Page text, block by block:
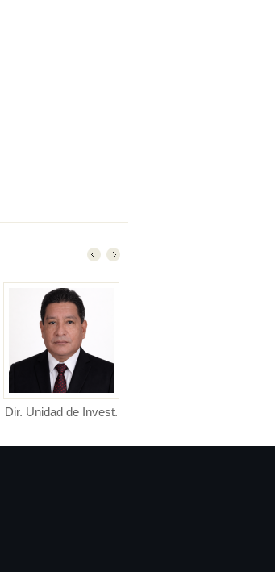
Dir. Unidad de Invest.
Investigación Facultad de Posgrado Facultad de De...